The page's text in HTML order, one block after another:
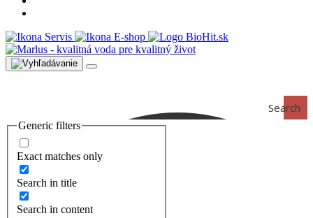
Servis E-shop
Search
Generic filters
Exact matches only
Search in title
Search in content